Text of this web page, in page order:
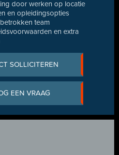
door werken op locatie
en opleidingsopties
team
en extra
SOLLICITEREN
EEN VRAAG